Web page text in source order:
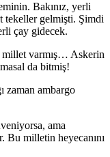
Bakınız, yerli
tekeller gelmişti. Şimdi
çay gidecek.
varmış… Askerin
da bitmiş!
zaman ambargo
ama
Bu milletin heyecanını